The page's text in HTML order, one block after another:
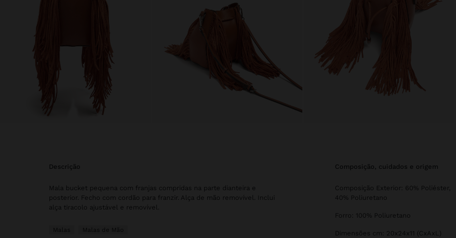
descrição
Mala bucket pequena com franjas compridas na parte dianteira e
posterior. Fecho com cordão para franzir. Alça de mão removível. Inclui
alça tiracolo ajustável e removível.
Malas de Mão
composição, cuidados e origem
Composição Exterior: 60% Poliéster,
40% Poliuretano
Forro: 100% Poliuretano
Dimensões cm: 20x24x11 (CxAxL)